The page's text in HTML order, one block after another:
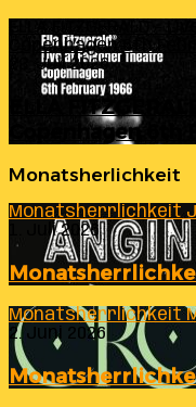
ELLA FITZGERALD –
Copenhagen 6th
23. Juli 2026
ELLA
Copenhagen 6th
Monatsherlichkeit
Monatsherrlichkeit
1. Juli 2026
Monatsherrlichkeit
2. Juni 2026